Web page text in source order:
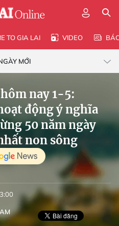
TO GIA LAI VIDEO
MỚI
nay 1-5:
động ý nghĩa
50 năm ngày
non sông